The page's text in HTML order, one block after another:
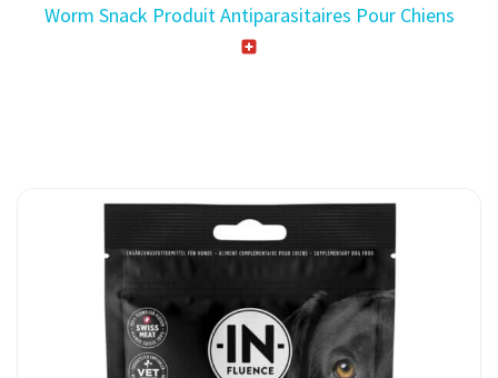
Worm Snack Produit Antiparasitaires Pour Chiens